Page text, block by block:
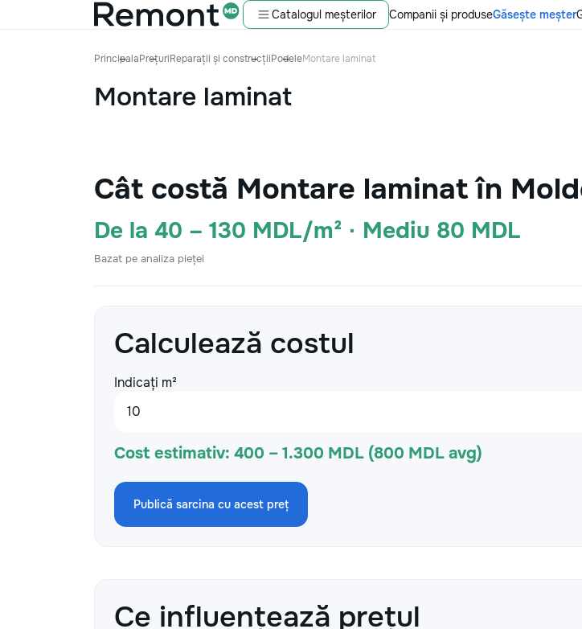
Catalogul meșterilor Companii și produseGăsește meșter
PrincipalaPrețuriReparații și construcțiiPodeleMontare laminat
Montare laminat
Cât costă Montare laminat în
De la 40 – 130 MDL/m² · Mediu 80 MDL
Bazat pe analiza pieței
Calculează costul
Indicați m²
Cost estimativ: 400 – 1.300 MDL (800 MDL avg)
Publică sarcina cu acest preț
Ce influențează prețul